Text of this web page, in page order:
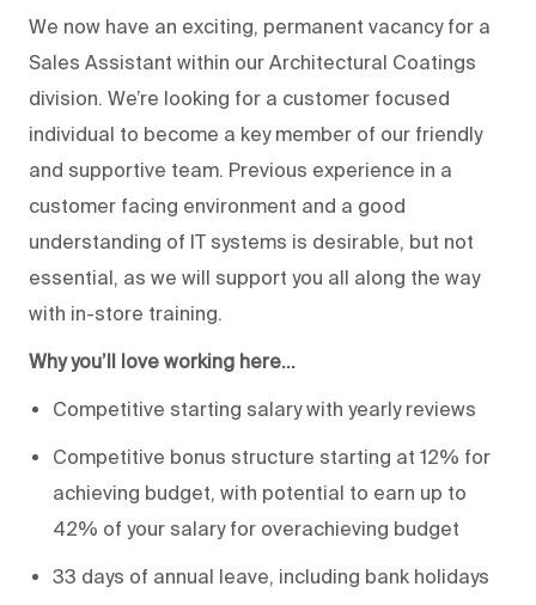
We now have an exciting, permanent vacancy for a
Sales Assistant within our Architectural Coatings
division. We’re looking for a customer focused
individual to become a key member of our friendly
and supportive team. Previous experience in a
customer facing environment and a good
understanding of IT systems is desirable, but not
essential, as we will support you all along the way
with in-store training.
Why you’ll love working here…
Competitive starting salary with yearly reviews
Competitive bonus structure starting at 12% for
achieving budget, with potential to earn up to
42% of your salary for overachieving budget
33 days of annual leave, including bank holidays